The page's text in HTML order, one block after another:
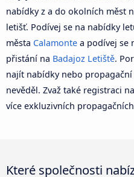
nabídky z a do okolních měst
letišť. Podívej se na nabídky
města Calamonte a podívej se
přistání na Badajoz Letiště.
najít nabídky nebo
nevěděl. Zvaž také registraci
více exkluzivních
Které společnosti